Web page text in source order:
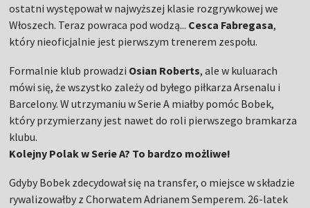
ostatni występował w najwyższej klasie rozgrywkowej we
Włoszech. Teraz powraca pod wodzą... Cesca Fabregasa,
który nieoficjalnie jest pierwszym trenerem zespołu.
Formalnie klub prowadzi Osian Roberts, ale w kuluarach
mówi się, że wszystko zależy od byłego piłkarza Arsenalu i
Barcelony. W utrzymaniu w Serie A miałby pomóc Bobek,
który przymierzany jest nawet do roli pierwszego bramkarza
klubu.
Kolejny Polak w Serie A? To bardzo możliwe!
Gdyby Bobek zdecydował się na transfer, o miejsce w składzie
rywalizowałby z Chorwatem Adrianem Semperem. 26-latek